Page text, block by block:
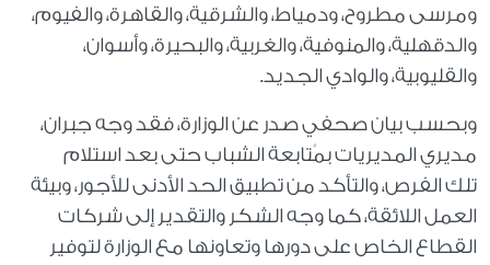
ومرسى مطروح، ودمياط، والشرقية، والقاهرة، والفيوم،
والدقهلية، والمنوفية، والغربية، والبحيرة، وأسوان،
والقليوبية، والوادي الجديد.
وبحسب بيان صحفي صدر عن الوزارة، فقد وجه جبران،
مديري المديريات بمُتابعة الشباب حتى بعد استلام
تلك الفرص، والتأكد من تطبيق الحد الأدنى للأجور، وبيئة
العمل اللائقة، كما وجه الشكر والتقدير إلى شركات
القطاع الخاص على دورها وتعاونها مع الوزارة لتوفير